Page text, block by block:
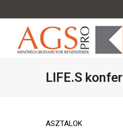
LIFE.S
ASZTALOK